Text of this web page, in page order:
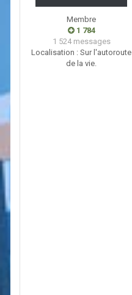
Membre
1 784
1 524 messages
Localisation : Sur l'autoroute
de la vie.